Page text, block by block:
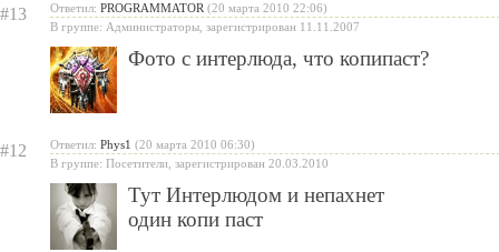
#13 Ответил: PROGRAMMATOR (20 марта 2010 22:06)
В группе: Администраторы, зарегистрирован 11.11.2007
Фото с интерлюда, что копипаст?
#12 Ответил: Phys1 (20 марта 2010 06:30)
В группе: Посетители, зарегистрирован 20.03.2010
Тут Интерлюдом и непахнет
один копи паст